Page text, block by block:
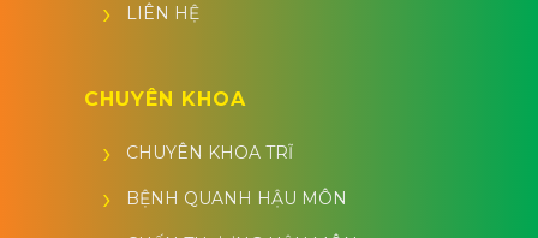
LIÊN HỆ
CHUYÊN KHOA
CHUYÊN KHOA TRĨ
BỆNH QUANH HẬU MÔN